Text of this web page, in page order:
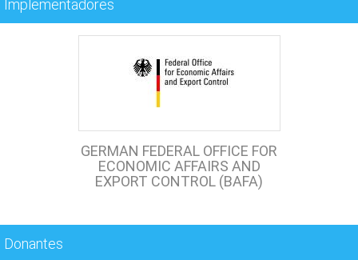
Implementadores
GERMAN FEDERAL OFFICE FOR
ECONOMIC AFFAIRS AND
EXPORT CONTROL (BAFA)
Donantes